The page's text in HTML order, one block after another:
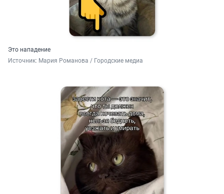
Это нападение
Источник: Мария Романова / Городские медиа